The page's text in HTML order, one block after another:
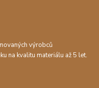
výrobců
na kvalitu materiálu až 5 let.